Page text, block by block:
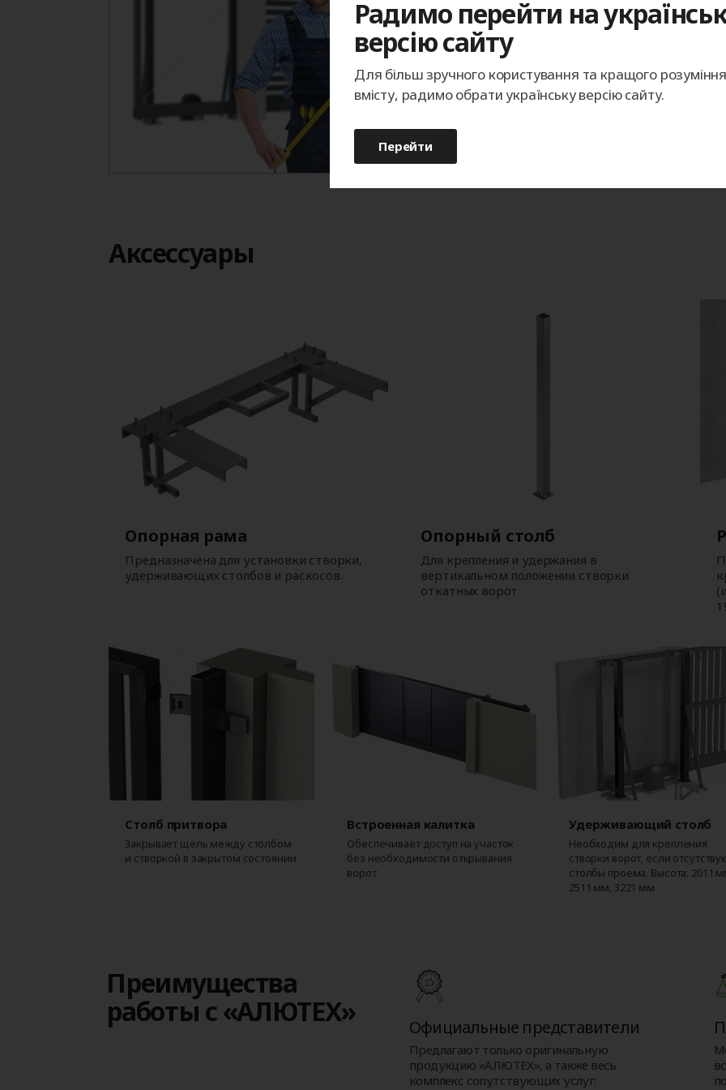
Телефон
Aксессуары
Опорная рама
Предназначена для установки створки,
удерживающих столбов и раскосов.
Опорный столб
Для крепления и удержания в
вертикальном положении створки
откатных ворот
Столб притвора
Закрывает щель между столбом
и створкой в закрытом состоянии
Встроенная калитка
Обеспечивает доступ на участок
без необходимости открывания
ворот
Удерживающий столб
Необходим для крепления
створки ворот, если
столбы проема. Высота: 2011
2511 мм, 3221 мм
Преимущества
работы с «АЛЮТЕХ»
Официальные представители
Предлагают только оригинальную
продукцию «АЛЮТЕХ», а также весь
комплекс сопутствующих услуг:
Радимо перейти на
версію сайту
Для більш зручного користування та кращого
вмісту, радимо обрати українську версію сайту.
Перейти